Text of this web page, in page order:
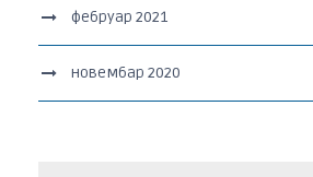
фебруар 2021
новембар 2020